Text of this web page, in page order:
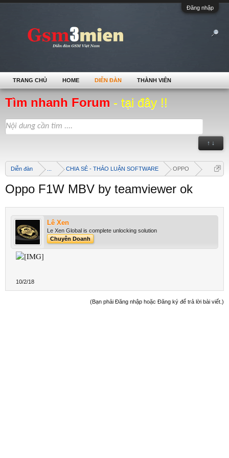
Đăng nhập
Tìm nhanh Forum - tại đây !!
↑ ↓
Diễn đàn CHIA SẺ - THẢO LUẬN SOFTWARE OPPO
Oppo F1W MBV by teamviewer ok
Lê Xen
Le Xen Global is complete unlocking solution
Chuyên Doanh
10/2/18
(Bạn phải Đăng nhập hoặc Đăng ký để trả lời bài viết.)
TRANG CHỦ HOME DIỄN ĐÀN THÀNH VIÊN